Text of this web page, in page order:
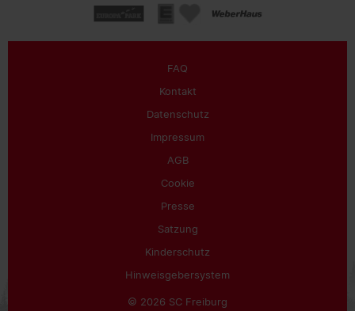
FAQ
Kontakt
Datenschutz
Impressum
AGB
Cookie
Presse
Satzung
Kinderschutz
Hinweisgebersystem
© 2026 SC Freiburg